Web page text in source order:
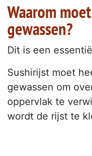
Waarom
gewassen?
Dit is een
Sushirijst moet
gewassen om
oppervlak te
wordt de rijst te